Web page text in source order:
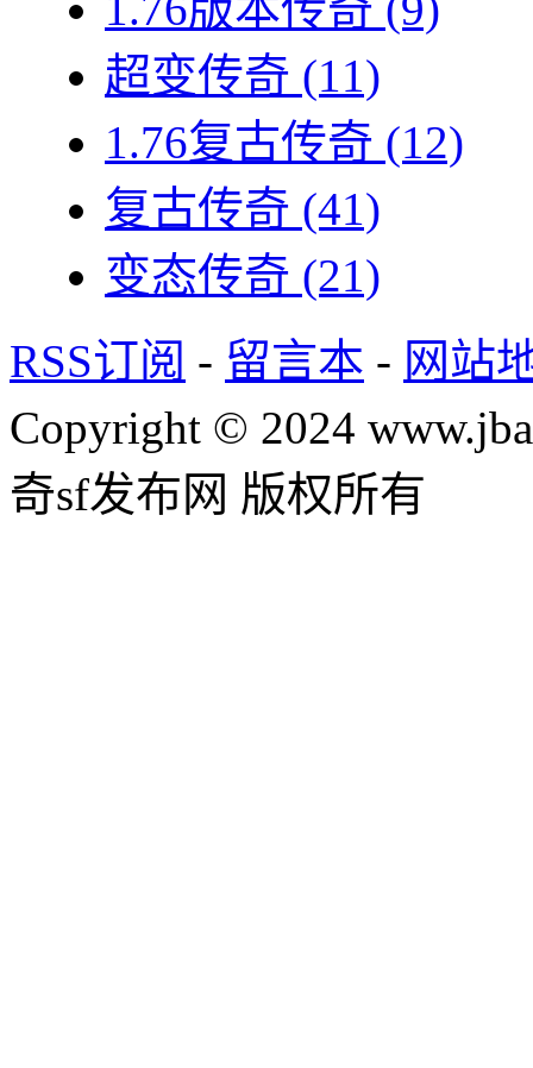
超变传奇 (11)
1.76复古传奇 (12)
复古传奇 (41)
变态传奇 (21)
RSS订阅 - 留言本 - 网站
Copyright © 2024
奇sf发布网 版权所有